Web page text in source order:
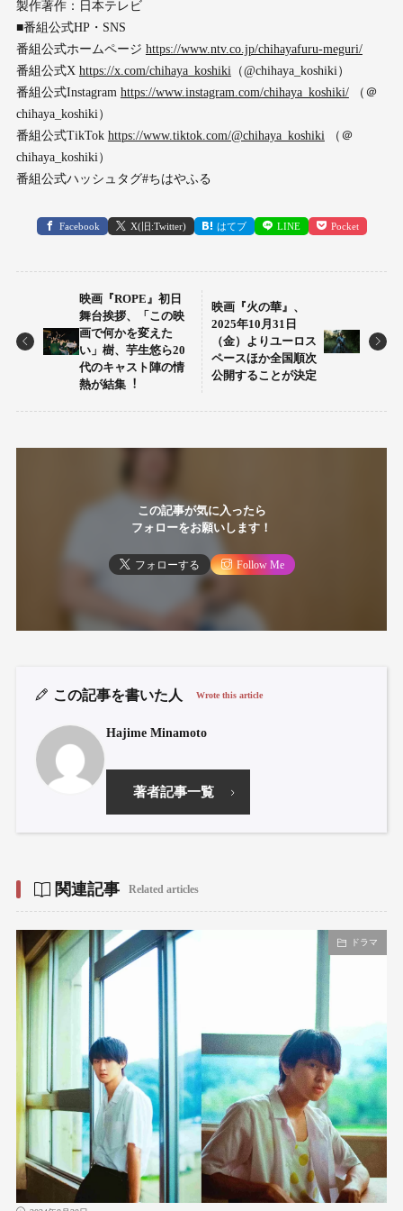
製作著作：日本テレビ
■番組公式HP・SNS
番組公式ホームページ https://www.ntv.co.jp/chihayafuru-meguri/
番組公式X https://x.com/chihaya_koshiki （@chihaya_koshiki）
番組公式Instagram https://www.instagram.com/chihaya_koshiki/（＠
chihaya_koshiki）
番組公式TikTok https://www.tiktok.com/@chihaya_koshiki （＠
chihaya_koshiki）
番組公式ハッシュタグ#ちはやふる
Facebook X(旧:Twitter) はてブ LINE Pocket
映画『ROPE』初⽇
舞台挨拶、「この映
画で何かを変えた
い」樹、芋⽣悠ら20
代のキャスト陣の情
熱が結集︕
映画『⽕の華』、
2025年10⽉31⽇
（⾦）よりユーロス
ペースほか全国順次
公開することが決定
この記事が気に入ったら
フォローをお願いします！
フォローする Follow Me
この記事を書いた人 Wrote this article
Hajime Minamoto
著者記事一覧
関連記事 Related articles
ドラマ